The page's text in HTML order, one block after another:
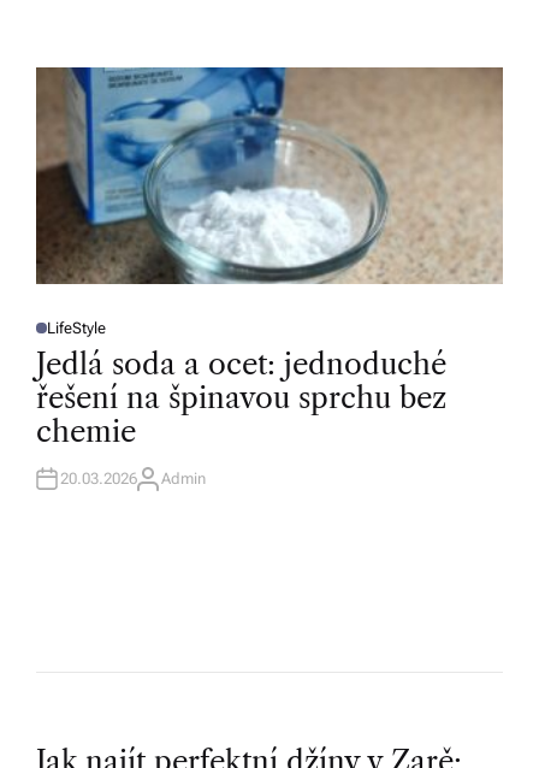
R
P
O
T
E
D
I
N
LifeStyle
Jedlá soda a ocet: jednoduché
řešení na špinavou sprchu bez
chemie
20.03.2026A
Admin
Jak najít perfektní džíny v Zarě: